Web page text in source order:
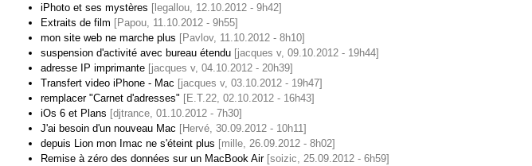
iPhoto et ses mystères [legallou, 12.10.2012 - 9h42]
Extraits de film [Papou, 11.10.2012 - 9h55]
mon site web ne marche plus [Pavlov, 11.10.2012 - 8h10]
suspension d'activité avec bureau étendu [jacques v, 09.10.2012 - 19h44]
adresse IP imprimante [jacques v, 04.10.2012 - 20h39]
Transfert video iPhone - Mac [jacques v, 03.10.2012 - 19h47]
remplacer "Carnet d'adresses" [E.T.22, 02.10.2012 - 16h43]
iOs 6 et Plans [djtrance, 01.10.2012 - 7h30]
J'ai besoin d'un nouveau Mac [Hervé, 30.09.2012 - 10h11]
depuis Lion mon Imac ne s'éteint plus [mille, 26.09.2012 - 8h02]
Remise à zéro des données sur un MacBook Air [soizic, 25.09.2012 - 6h59]